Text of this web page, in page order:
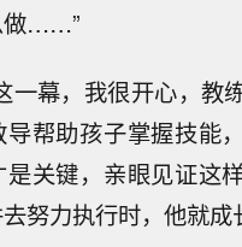
做……”
一幕，我很开心，教
帮助孩子掌握技能
是关键，亲眼见证这
努力执行时，他就成